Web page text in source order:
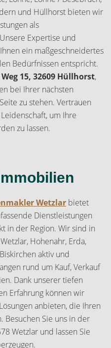
und Hüllhorst bieten wir
als
Expertise und
ein maßgeschneidertes
Bedürfnissen entspricht.
15, 32609 Hüllhorst,
bei Ihrer nächsten
zu stehen. Vertrauen
um Ihre
zu lassen.
Wetzlar bietet
Dienstleistungen
in der Region. Wir sind in
Hohenahr, Erda,
aktiv und
rund um Kauf, Verkauf
Dank unserer tiefen
Erfahrung können wir
anbieten, die Ihren
Besuchen Sie uns in der
Wetzlar und lassen Sie